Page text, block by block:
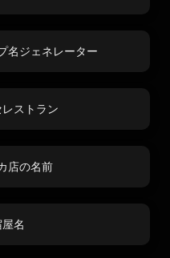
名ジェネレーター
ストラン
店の名前
名